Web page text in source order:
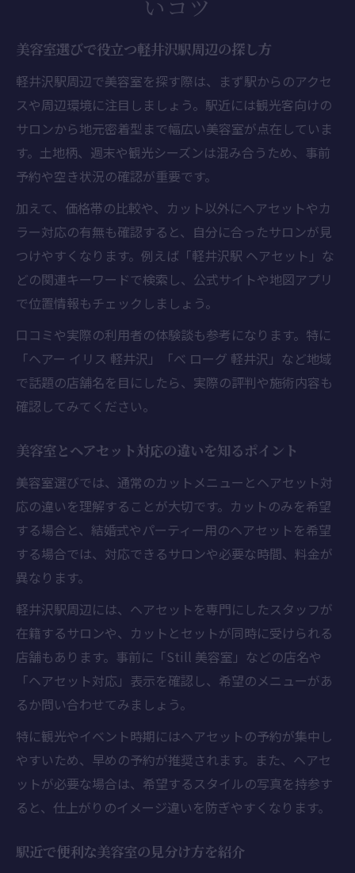
いコツ
美容室選びで役立つ軽井沢駅周辺の探し方
軽井沢駅周辺で美容室を探す際は、まず駅からのアクセ
スや周辺環境に注目しましょう。駅近には観光客向けの
サロンから地元密着型まで幅広い美容室が点在していま
す。土地柄、週末や観光シーズンは混み合うため、事前
予約や空き状況の確認が重要です。
加えて、価格帯の比較や、カット以外にヘアセットやカ
ラー対応の有無も確認すると、自分に合ったサロンが見
つけやすくなります。例えば「軽井沢駅 ヘアセット」な
どの関連キーワードで検索し、公式サイトや地図アプリ
で位置情報もチェックしましょう。
口コミや実際の利用者の体験談も参考になります。特に
「ヘアー イリス 軽井沢」「べ ローグ 軽井沢」など地域
で話題の店舗名を目にしたら、実際の評判や施術内容も
確認してみてください。
美容室とヘアセット対応の違いを知るポイント
美容室選びでは、通常のカットメニューとヘアセット対
応の違いを理解することが大切です。カットのみを希望
する場合と、結婚式やパーティー用のヘアセットを希望
する場合では、対応できるサロンや必要な時間、料金が
異なります。
軽井沢駅周辺には、ヘアセットを専門にしたスタッフが
在籍するサロンや、カットとセットが同時に受けられる
店舗もあります。事前に「Still 美容室」などの店名や
「ヘアセット対応」表示を確認し、希望のメニューがあ
るか問い合わせてみましょう。
特に観光やイベント時期にはヘアセットの予約が集中し
やすいため、早めの予約が推奨されます。また、ヘアセ
ットが必要な場合は、希望するスタイルの写真を持参す
ると、仕上がりのイメージ違いを防ぎやすくなります。
駅近で便利な美容室の見分け方を紹介